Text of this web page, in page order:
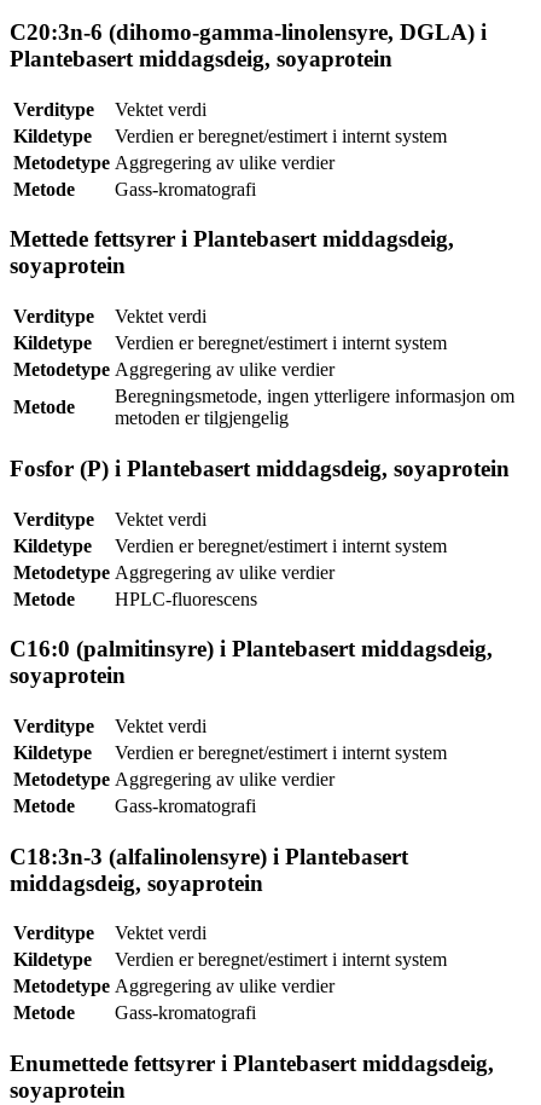
C20:3n-6 (dihomo-gamma-linolensyre, DGLA) i
Plantebasert middagsdeig, soyaprotein
Verditype
Vektet verdi
Kildetype
Verdien er beregnet/estimert i internt system
Metodetype Aggregering av ulike verdier
Metode
Gass-kromatografi
Mettede fettsyrer i Plantebasert middagsdeig,
soyaprotein
Verditype
Vektet verdi
Kildetype
Verdien er beregnet/estimert i internt system
Metodetype Aggregering av ulike verdier
Metode
Beregningsmetode, ingen ytterligere informasjon om
metoden er tilgjengelig
Fosfor (P) i Plantebasert middagsdeig, soyaprotein
Verditype
Vektet verdi
Kildetype
Verdien er beregnet/estimert i internt system
Metodetype Aggregering av ulike verdier
Metode
HPLC-fluorescens
C16:0 (palmitinsyre) i Plantebasert middagsdeig,
soyaprotein
Verditype
Vektet verdi
Kildetype
Verdien er beregnet/estimert i internt system
Metodetype Aggregering av ulike verdier
Metode
Gass-kromatografi
C18:3n-3 (alfalinolensyre) i Plantebasert
middagsdeig, soyaprotein
Verditype
Vektet verdi
Kildetype
Verdien er beregnet/estimert i internt system
Metodetype Aggregering av ulike verdier
Metode
Gass-kromatografi
Enumettede fettsyrer i Plantebasert middagsdeig,
soyaprotein